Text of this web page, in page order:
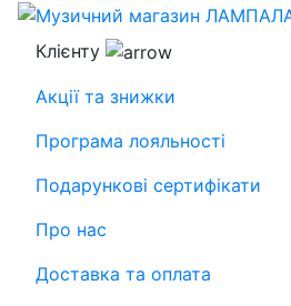
Клієнту
Акції та знижки
Програма лояльності
Подарункові сертифікати
Про нас
Доставка та оплата